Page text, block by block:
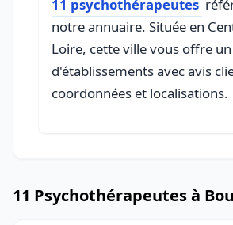
11 psychothérapeutes
notre annuaire. Située en
Loire, cette ville vous offre
d'établissements avec avis
coordonnées et localisations.
11 Psychothérapeutes à